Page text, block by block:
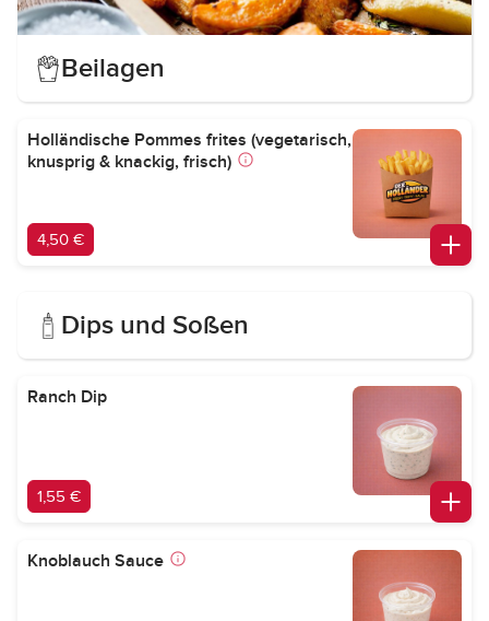
Beilagen
Holländische Pommes frites (vegetarisch,
knusprig & knackig, frisch)
4,50 €
Dips und Soßen
Ranch Dip
1,55 €
Knoblauch Sauce